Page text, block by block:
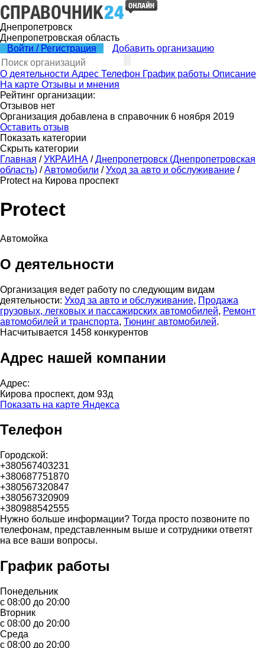
Днепропетровск
Днепропетровская область
Войти / Регистрация
Добавить организацию
О деятельности Адрес Телефон График работы Описание
На карте Отзывы и мнения
Рейтинг организации:
Отзывов нет
Организация добавлена в справочник 6 ноября 2019
Оставить отзыв
Показать категории
Скрыть категории
Главная / УКРАИНА / Днепропетровск (Днепропетровская
область) / Автомобили / Уход за авто и обслуживание /
Protect на Кирова проспект
Protect
Автомойка
О деятельности
Организация ведет работу по следующим видам
деятельности: Уход за авто и обслуживание, Продажа
грузовых, легковых и пассажирских автомобилей, Ремонт
автомобилей и транспорта, Тюнинг автомобилей.
Насчитывается 1458 конкурентов
Адрес нашей компании
Адрес:
Кирова проспект, дом 93д
Показать на карте Яндекса
Телефон
Городской:
+380567403231
+380687751870
+380567320847
+380567320909
+380988542555
Нужно больше информации? Тогда просто позвоните по
телефонам, представленным выше и сотрудники ответят
на все ваши вопросы.
График работы
Понедельник
с 08:00 до 20:00
Вторник
с 08:00 до 20:00
Среда
с 08:00 до 20:00